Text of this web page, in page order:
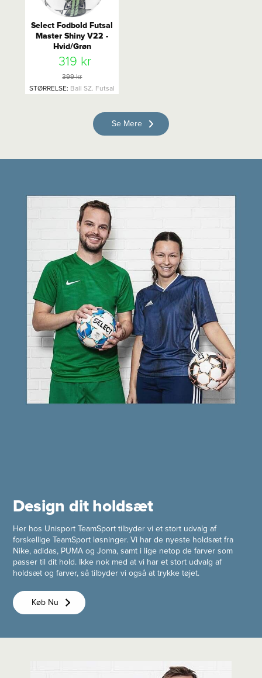
Select Fodbold Futsal
Master Shiny V22 -
Hvid/Grøn
319 kr
399 kr
STØRRELSE: Ball SZ. Futsal
Se Mere
Design dit holdsæt
Her hos Unisport TeamSport tilbyder vi et stort udvalg af
forskellige TeamSport løsninger. Vi har de nyeste holdsæt fra
Nike, adidas, PUMA og Joma, samt i lige netop de farver som
passer til dit hold. Ikke nok med at vi har et stort udvalg af
holdsæt og farver, så tilbyder vi også at trykke tøjet.
Køb Nu